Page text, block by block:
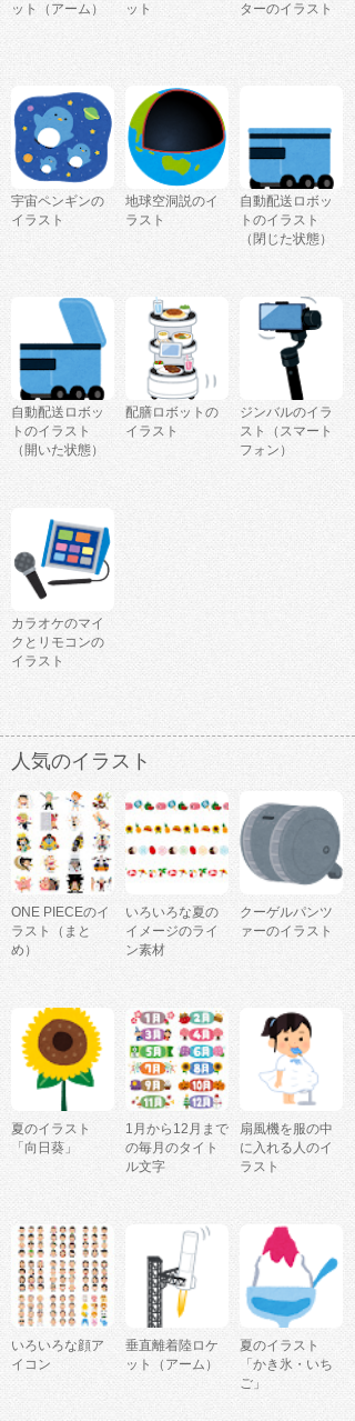
ット（アーム）
ット
ターのイラスト
宇宙ペンギンの
イラスト
地球空洞説のイ
ラスト
自動配送ロボッ
トのイラスト
（閉じた状態）
自動配送ロボッ
トのイラスト
（開いた状態）
配膳ロボットの
イラスト
ジンバルのイラ
スト（スマート
フォン）
カラオケのマイ
クとリモコンの
イラスト
人気のイラスト
ONE PIECEのイ
ラスト（まと
め）
いろいろな夏の
イメージのライ
ン素材
クーゲルパンツ
ァーのイラスト
夏のイラスト
「向日葵」
1月から12月まで
の毎月のタイト
ル文字
扇風機を服の中
に入れる人のイ
ラスト
いろいろな顔ア
イコン
垂直離着陸ロケ
ット（アーム）
夏のイラスト
「かき氷・いち
ご」